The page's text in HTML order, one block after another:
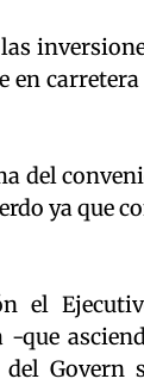
en carretera
del
ya que
el
que
Govern